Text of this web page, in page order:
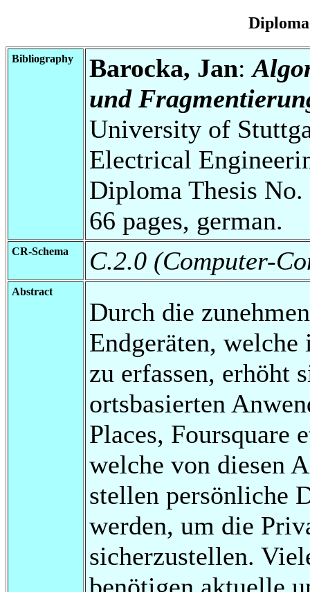
Bibliography Barocka, Jan:
und
University of
Electrical
Diploma Thesis
66 pages, german.
CR-Schema C.2.0 (Computer-
Abstract
Durch die
Endgeräten,
zu erfassen, erhöht
ortsbasierten
Places, Foursquare
welche von diesen
stellen persönliche
werden, um die
sicherzustellen.